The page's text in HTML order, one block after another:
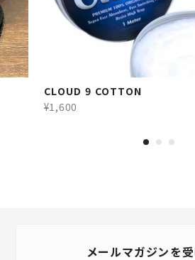
CLOUD 9 COTTON
¥1,600
メールマガジンを